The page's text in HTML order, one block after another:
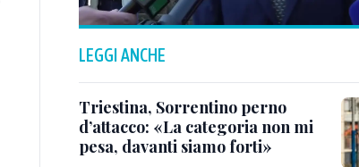
LEGGI ANCHE
Triestina, Sorrentino perno
d’attacco: «La categoria non mi
pesa, davanti siamo forti»